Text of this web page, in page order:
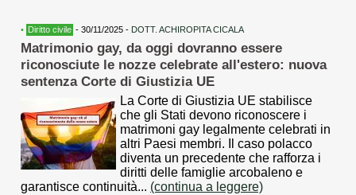
• Diritto civile - 30/11/2025 - DOTT. ACHIROPITA CICALA
Matrimonio gay, da oggi dovranno essere
riconosciute le nozze celebrate all'estero: nuova
sentenza Corte di Giustizia UE
La Corte di Giustizia UE stabilisce
che gli Stati devono riconoscere i
matrimoni gay legalmente celebrati in
altri Paesi membri. Il caso polacco
diventa un precedente che rafforza i
diritti delle famiglie arcobaleno e
garantisce continuità... (continua a leggere)